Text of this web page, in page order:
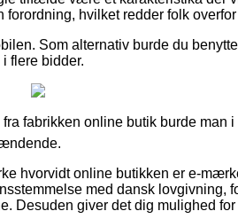
hvilket redder folk
Som alternativ burde du
flere bidder.
fra fabrikken online butik burde man
hvorvidt online butikken er e-
med dansk lovgivning,
Desuden giver det dig mulighed